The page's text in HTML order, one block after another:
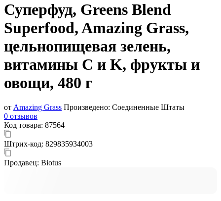
Суперфуд, Greens Blend
Superfood, Amazing Grass,
цельнопищевая зелень,
витамины C и K, фрукты и
овощи, 480 г
от Amazing Grass Произведено: Соединенные Штаты
0 отзывов
Код товара: 87564
Штрих-код: 829835934003
Продавец: Biotus